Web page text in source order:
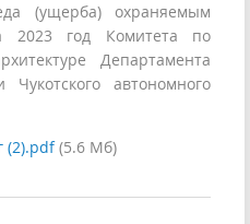
(ущерба) охраняемым
2023 год Комитета по
Департамента
автономного
(2).pdf(5.6 Мб)